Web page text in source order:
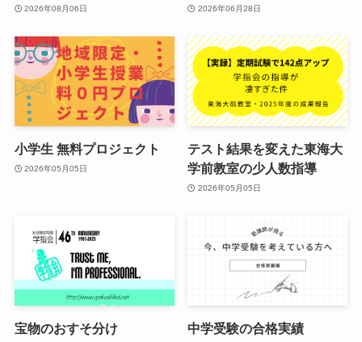
2026年08月06日 2026年06月28日
小学生 無料プロジェクト
2026年05月05日
テスト結果を変えた東海大
学前教室の少人数指導
2026年05月05日
宝物のおすそ分け 中学受験の合格実績